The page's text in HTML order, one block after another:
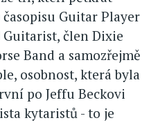
Guitar Player
člen Dixie
Band a samozřejmě
osobnost, která byla
po Jeffu Beckovi
kytaristů - to je